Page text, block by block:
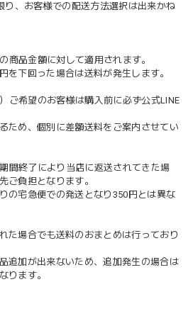
り、お客様での配送方法選択は出来かね
商品金額に対して適用されます。
を下回った場合は送料が発生します。
ご希望のお客様は購入前に必ず公式LINE
ため、個別に差額送料をご案内させてい
間終了により当店に返送されてきた場
ご負担となります。
の宅急便での発送となり350円とは異な
た場合でも送料のおまとめは行っており
追加が出来ないため、追加発生の場合は
ります。